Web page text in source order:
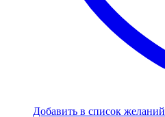
Добавить в список желаний